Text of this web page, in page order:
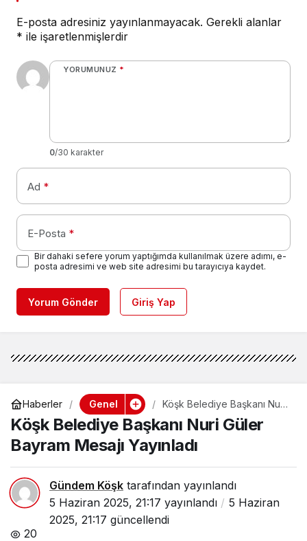
E-posta adresiniz yayınlanmayacak. Gerekli alanlar
* ile işaretlenmişlerdir
YORUMUNUZ *
0/30 karakter
Ad *
E-Posta *
Bir dahaki sefere yorum yaptığımda kullanılmak üzere adımı, e-
posta adresimi ve web site adresimi bu tarayıcıya kaydet.
Yorum Gönder Giriş Yap
Haberler Genel
Köşk Belediye Başkanı Nuri
Güler Bayram Mesajı
Yayınladı
Köşk Belediye Başkanı Nuri Güler
Bayram Mesajı Yayınladı
Gündem Köşk tarafından yayınlandı
5 Haziran 2025, 21:17 yayınlandı
5 Haziran
2025, 21:17 güncellendi
20